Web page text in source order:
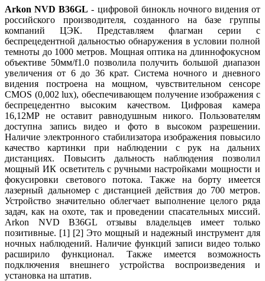
Arkon NVD B36GL - цифровой бинокль ночного видения от
российского производителя, созданного на базе группы
компаний ЦЭК. Представляем флагман серии с
беспрецедентной дальностью обнаружения в условии полной
темноты до 1000 метров. Мощная оптика на длиннофокусном
объективе 50мм/f1.0 позволила получить большой диапазон
увеличения от 6 до 36 крат. Система ночного и дневного
видения построена на мощном, чувствительном сенсоре
CMOS (0,002 lux), обеспечивающем получение изображения с
беспрецедентно высоким качеством. Цифровая камера
16,12МР не оставит равнодушным никого. Пользователям
доступна запись видео и фото в высоком разрешении.
Наличие электронного стабилизатора изображения повысило
качество картинки при наблюдении с рук на дальних
дистанциях. Повысить дальность наблюдения позволил
мощный ИК осветитель с ручными настройками мощности и
фокусировки светового потока. Также на борту имеется
лазерный дальномер с дистанцией действия до 700 метров.
Устройство значительно облегчает выполнение целого ряда
задач, как на охоте, так и проведении спасательных миссий.
Arkon NVD B36GL отзывы владельцев имеет только
позитивные. [1] [2] Это мощный и надежный инструмент для
ночных наблюдений. Наличие функций записи видео только
расширило функционал. Также имеется возможность
подключения внешнего устройства воспроизведения и
установка на штатив.